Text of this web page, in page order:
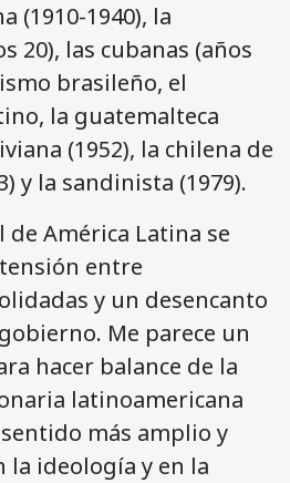
(1910-1940), la
20), las cubanas (años
brasileño, el
la guatemalteca
(1952), la chilena de
y la sandinista (1979).
de América Latina se
entre
y un desencanto
Me parece un
hacer balance de la
latinoamericana
más amplio y
la ideología y en la